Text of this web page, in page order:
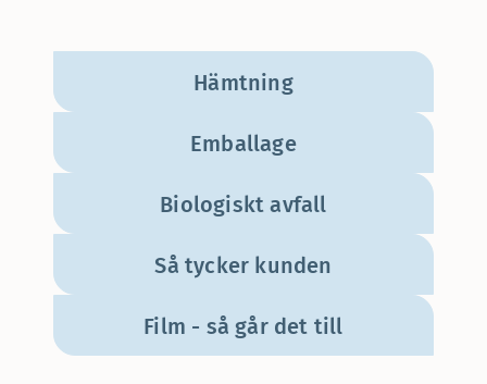
Hämtning
Emballage
Biologiskt avfall
Så tycker kunden
Film - så går det till